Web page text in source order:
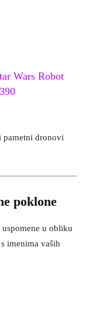
Wars Robot
pametni dronovi
poklone
uspomene u obliku
imenima vaših